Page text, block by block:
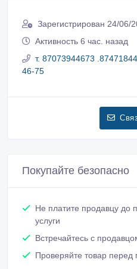
Зарегистрирован 24/06/
Активность 6 час. назад
т. 87073944673
46-75
Покупайте безопасно
Не платите продавцу до
услуги
Встречайтесь с
Проверяйте товар перед